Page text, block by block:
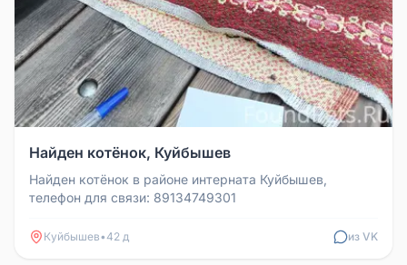
Найден котёнок, Куйбышев
Найден котёнок в районе интерната Куйбышев,
телефон для связи: 89134749301
Куйбышев•42 д из VK